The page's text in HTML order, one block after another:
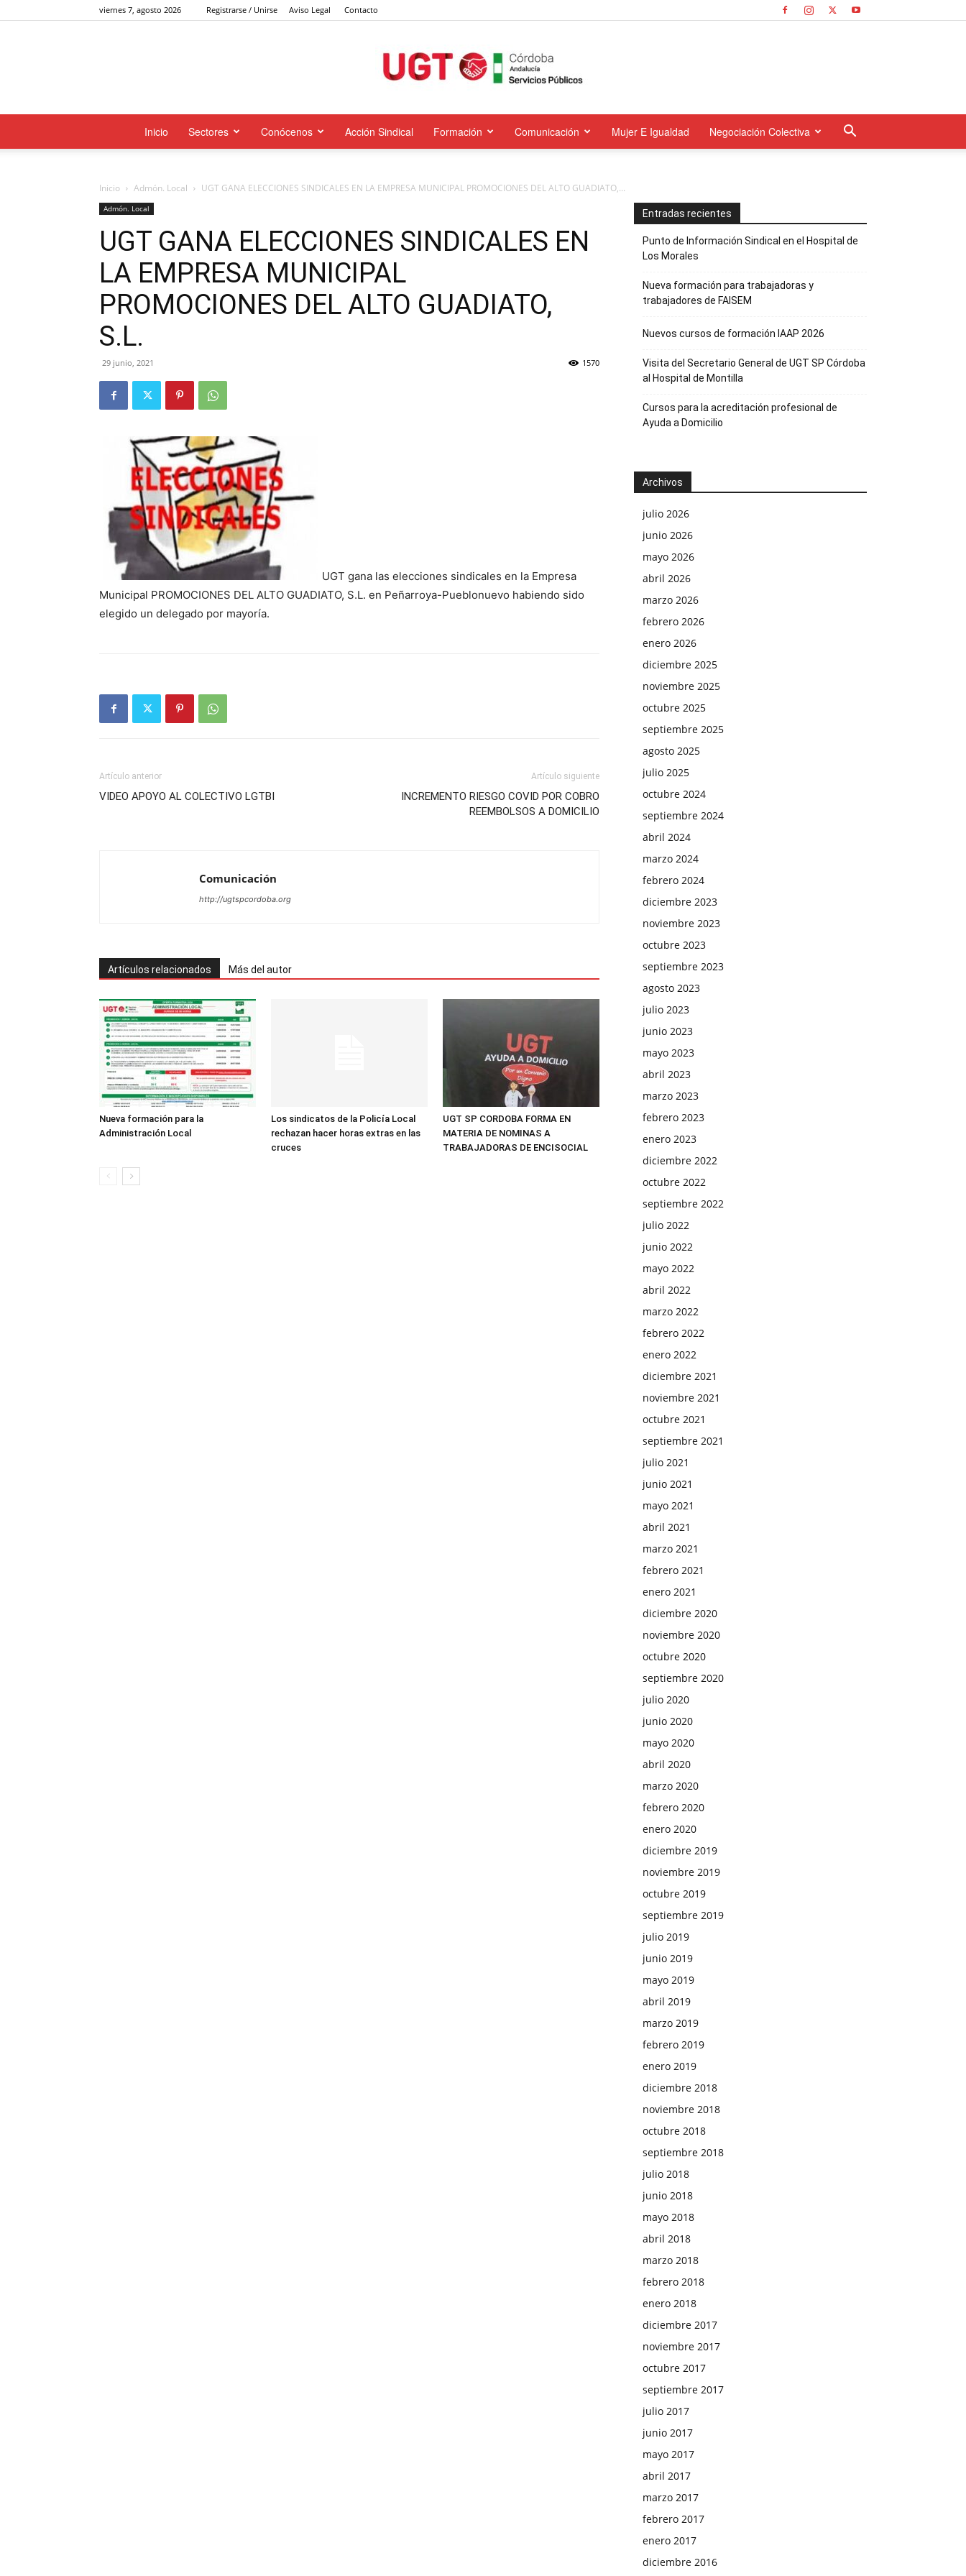
viernes 7, agosto 2026 Registrarse / Unirse Aviso Legal Contacto
Servicios
Inicio Sectores Conócenos Acción Sindical Formación Comunicación Mujer E Igualdad Negociación Colectiva
Inicio Admón. Local UGT GANA ELECCIONES SINDICALES EN LA EMPRESA MUNICIPAL PROMOCIONES DEL ALTO GUADIATO,...
Admón. Local
UGT GANA ELECCIONES SINDICALES EN
LA EMPRESA MUNICIPAL
PROMOCIONES DEL ALTO GUADIATO,
S.L.
29 junio, 2021 1570
UGT gana las elecciones sindicales en la Empresa
Municipal PROMOCIONES DEL ALTO GUADIATO, S.L. en Peñarroya-Pueblonuevo habiendo sido
elegido un delegado por mayoría.
Artículo anterior
VIDEO APOYO AL COLECTIVO LGTBI
Artículo siguiente
INCREMENTO RIESGO COVID POR COBRO
REEMBOLSOS A DOMICILIO
Comunicación
http://ugtspcordoba.org
Artículos relacionados Más del autor
Nueva formación para la
Administración Local
Los sindicatos de la Policía Local
rechazan hacer horas extras en las
cruces
UGT SP CORDOBA FORMA EN
MATERIA DE NOMINAS A
TRABAJADORAS DE ENCISOCIAL
Entradas recientes
Punto de Información Sindical en el Hospital de
Los Morales
Nueva formación para trabajadoras y
trabajadores de FAISEM
Nuevos cursos de formación IAAP 2026
Visita del Secretario General de UGT SP Córdoba
al Hospital de Montilla
Cursos para la acreditación profesional de
Ayuda a Domicilio
Archivos
julio 2026
junio 2026
mayo 2026
abril 2026
marzo 2026
febrero 2026
enero 2026
diciembre 2025
noviembre 2025
octubre 2025
septiembre 2025
agosto 2025
julio 2025
octubre 2024
septiembre 2024
abril 2024
marzo 2024
febrero 2024
diciembre 2023
noviembre 2023
octubre 2023
septiembre 2023
agosto 2023
julio 2023
junio 2023
mayo 2023
abril 2023
marzo 2023
febrero 2023
enero 2023
diciembre 2022
octubre 2022
septiembre 2022
julio 2022
junio 2022
mayo 2022
abril 2022
marzo 2022
febrero 2022
enero 2022
diciembre 2021
noviembre 2021
octubre 2021
septiembre 2021
julio 2021
junio 2021
mayo 2021
abril 2021
marzo 2021
febrero 2021
enero 2021
diciembre 2020
noviembre 2020
octubre 2020
septiembre 2020
julio 2020
junio 2020
mayo 2020
abril 2020
marzo 2020
febrero 2020
enero 2020
diciembre 2019
noviembre 2019
octubre 2019
septiembre 2019
julio 2019
junio 2019
mayo 2019
abril 2019
marzo 2019
febrero 2019
enero 2019
diciembre 2018
noviembre 2018
octubre 2018
septiembre 2018
julio 2018
junio 2018
mayo 2018
abril 2018
marzo 2018
febrero 2018
enero 2018
diciembre 2017
noviembre 2017
octubre 2017
septiembre 2017
julio 2017
junio 2017
mayo 2017
abril 2017
marzo 2017
febrero 2017
enero 2017
diciembre 2016